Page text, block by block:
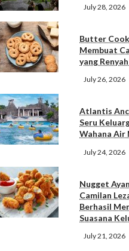
July 28, 2026
Butter
Membuat
yang
July 26, 2026
Atlantis
Seru
Wahana Air
July 24, 2026
Nugget
Camilan
Berhasil
Suasana
July 21, 2026